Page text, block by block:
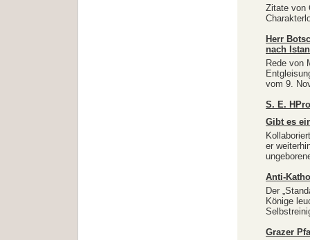
Zitate von
Herr
nach
Rede von
vom 9.
S. E.
Gibt es
er
Anti-
Der
Könige
Grazer